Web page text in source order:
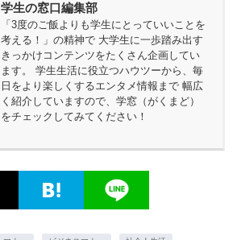
学生の窓口編集部
「3度のご飯よりも学生にとっていいことを
考える！」の精神で 大学生に一歩踏み出す
きっかけコンテンツをたくさん企画してい
ます。 学生生活に役立つハウツーから、毎
日をより楽しくするエンタメ情報まで 幅広
く紹介していますので、学窓（がくまど）
をチェックしてみてください！